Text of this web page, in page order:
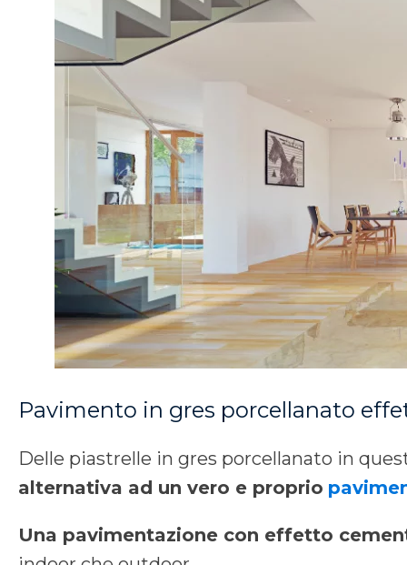
Pavimento in gres porcellanato
Delle piastrelle in gres porcellanato in
alternativa ad un vero e proprio
Una pavimentazione con effetto